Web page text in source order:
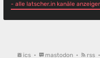
- alle latscher.in kanäle
ics • mastodon • rss •